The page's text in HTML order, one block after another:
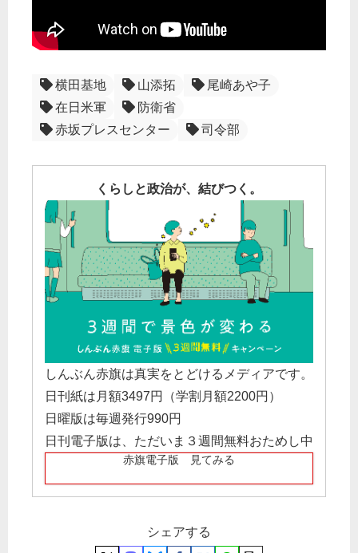
横田基地 山添拓
尾崎あや子
在日米軍
防衛省
赤坂プレスセンター
司令部
くらしと政治が、結びつく。
しんぶん赤旗は真実をとどけるメディアです。
日刊紙は月額3497円（学割月額2200円）
日曜版は毎週発行990円
日刊電子版は、ただいま３週間無料おためし中
赤旗電子版 見てみる
シェアする